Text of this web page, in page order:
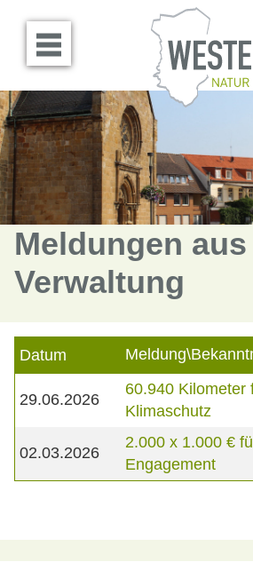
Menü öffnen
Meldungen
Verwaltung
Datum
29.06.2026
60.940 Kilometer
Klimaschutz
02.03.2026
2.000 x 1.000 €
Engagement